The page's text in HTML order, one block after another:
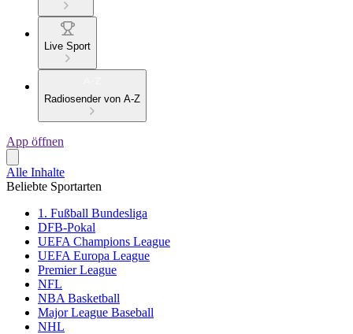
Live Sport
Radiosender von A-Z
App öffnen
Alle Inhalte
Beliebte Sportarten
1. Fußball Bundesliga
DFB-Pokal
UEFA Champions League
UEFA Europa League
Premier League
NFL
NBA Basketball
Major League Baseball
NHL